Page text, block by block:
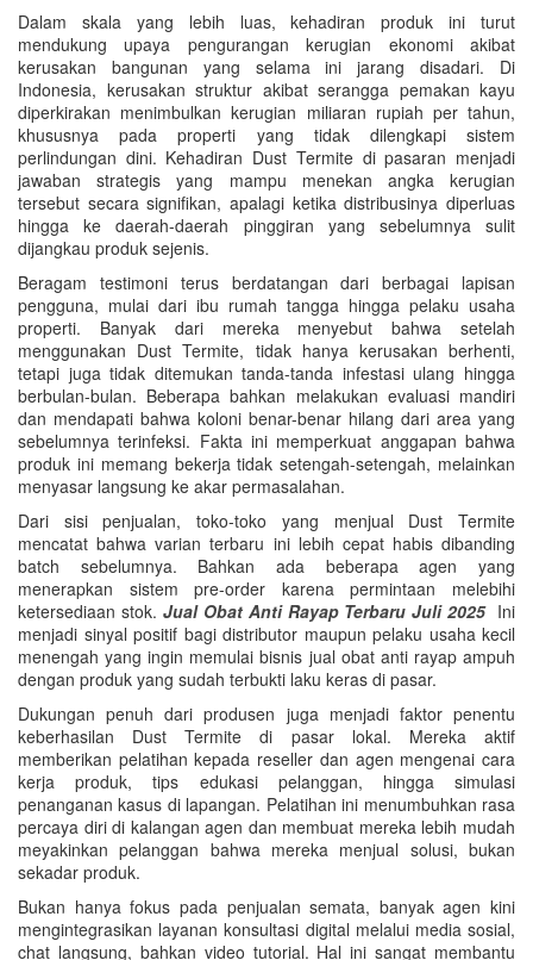
Dalam skala yang lebih luas, kehadiran produk ini turut
mendukung upaya pengurangan kerugian ekonomi akibat
kerusakan bangunan yang selama ini jarang disadari. Di
Indonesia, kerusakan struktur akibat serangga pemakan kayu
diperkirakan menimbulkan kerugian miliaran rupiah per tahun,
khususnya pada properti yang tidak dilengkapi sistem
perlindungan dini. Kehadiran Dust Termite di pasaran menjadi
jawaban strategis yang mampu menekan angka kerugian
tersebut secara signifikan, apalagi ketika distribusinya diperluas
hingga ke daerah-daerah pinggiran yang sebelumnya sulit
dijangkau produk sejenis.
Beragam testimoni terus berdatangan dari berbagai lapisan
pengguna, mulai dari ibu rumah tangga hingga pelaku usaha
properti. Banyak dari mereka menyebut bahwa setelah
menggunakan Dust Termite, tidak hanya kerusakan berhenti,
tetapi juga tidak ditemukan tanda-tanda infestasi ulang hingga
berbulan-bulan. Beberapa bahkan melakukan evaluasi mandiri
dan mendapati bahwa koloni benar-benar hilang dari area yang
sebelumnya terinfeksi. Fakta ini memperkuat anggapan bahwa
produk ini memang bekerja tidak setengah-setengah, melainkan
menyasar langsung ke akar permasalahan.
Dari sisi penjualan, toko-toko yang menjual Dust Termite
mencatat bahwa varian terbaru ini lebih cepat habis dibanding
batch sebelumnya. Bahkan ada beberapa agen yang
menerapkan sistem pre-order karena permintaan melebihi
ketersediaan stok. Jual Obat Anti Rayap Terbaru Juli 2025Ini
menjadi sinyal positif bagi distributor maupun pelaku usaha kecil
menengah yang ingin memulai bisnis jual obat anti rayap ampuh
dengan produk yang sudah terbukti laku keras di pasar.
Dukungan penuh dari produsen juga menjadi faktor penentu
keberhasilan Dust Termite di pasar lokal. Mereka aktif
memberikan pelatihan kepada reseller dan agen mengenai cara
kerja produk, tips edukasi pelanggan, hingga simulasi
penanganan kasus di lapangan. Pelatihan ini menumbuhkan rasa
percaya diri di kalangan agen dan membuat mereka lebih mudah
meyakinkan pelanggan bahwa mereka menjual solusi, bukan
sekadar produk.
Bukan hanya fokus pada penjualan semata, banyak agen kini
mengintegrasikan layanan konsultasi digital melalui media sosial,
chat langsung, bahkan video tutorial. Hal ini sangat membantu